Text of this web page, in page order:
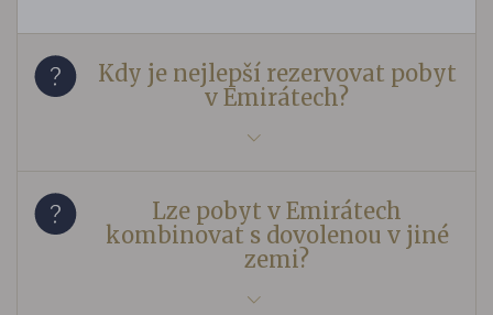
Kdy je nejlepší rezervovat pobyt
v Emirátech?
Lze pobyt v Emirátech
kombinovat s dovolenou v jiné
zemi?